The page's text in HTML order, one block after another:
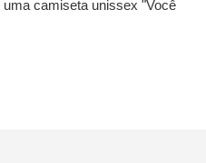
uma camiseta unissex "Você